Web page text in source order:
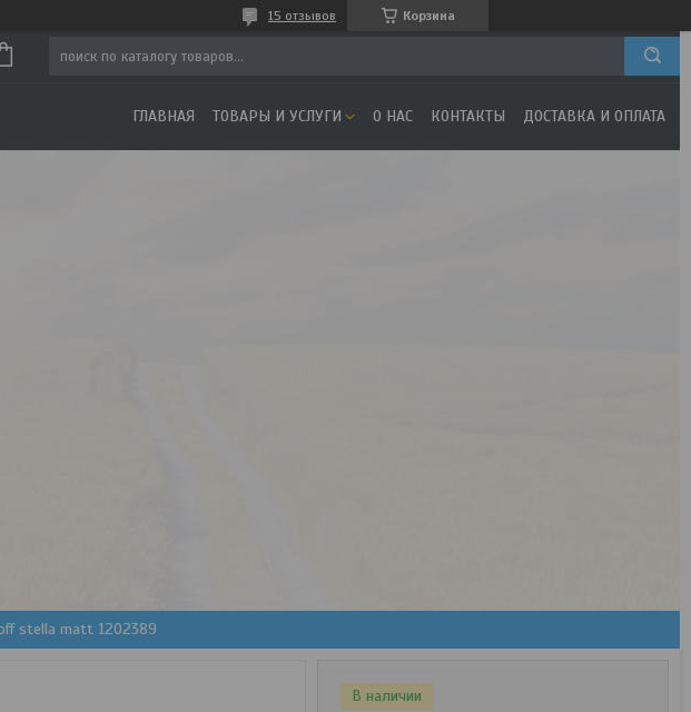
Корзина
15 отзывов
ГЛАВНАЯ ТОВАРЫ И УСЛУГИ О НАС КОНТАКТЫ ДОСТАВКА И ОПЛАТА
stella matt 1202389
В наличии